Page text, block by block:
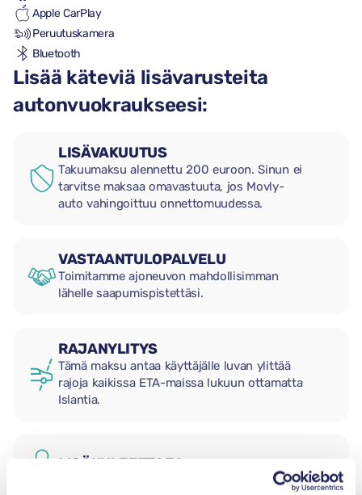
Apple CarPlay
Peruutuskamera
Bluetooth
Lisää käteviä lisävarusteita
autonvuokraukseesi:
LISÄVAKUUTUS
Takuumaksu alennettu 200 euroon. Sinun ei
tarvitse maksaa omavastuuta, jos Movly-
auto vahingoittuu onnettomuudessa.
VASTAANTULOPALVELU
Toimitamme ajoneuvon mahdollisimman
lähelle saapumispistettäsi.
RAJANYLITYS
Tämä maksu antaa käyttäjälle luvan ylittää
rajoja kaikissa ETA-maissa lukuun ottamatta
Islantia.
LISÄKULJETTAJA